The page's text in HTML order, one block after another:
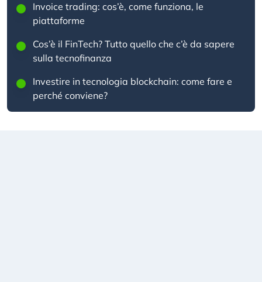
Invoice trading: cos’è, come funziona, le
piattaforme
Cos’è il FinTech? Tutto quello che c’è da sapere
sulla tecnofinanza
Investire in tecnologia blockchain: come fare e
perché conviene?